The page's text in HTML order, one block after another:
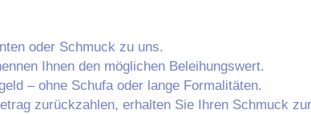
oder Schmuck zu uns.
Ihnen den möglichen Beleihungswert.
– ohne Schufa oder lange Formalitäten.
zurückzahlen, erhalten Sie Ihren Schmuck